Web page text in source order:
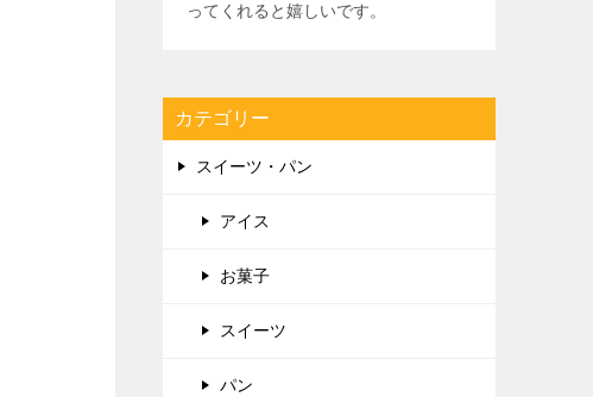
ってくれると嬉しいです。
カテゴリー
スイーツ・パン
アイス
お菓子
スイーツ
パン